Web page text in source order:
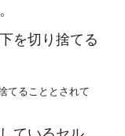
を切り捨てる
てることとされて